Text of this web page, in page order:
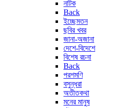
নাটক
Back
ইচ্ছেমতন
ছবির খবর
জানা-অজানা
দেশে-বিদেশে
বিশেষ রচনা
Back
পরশমণি
বসুন্ধরা
অতীতকথা
মনের মানুষ